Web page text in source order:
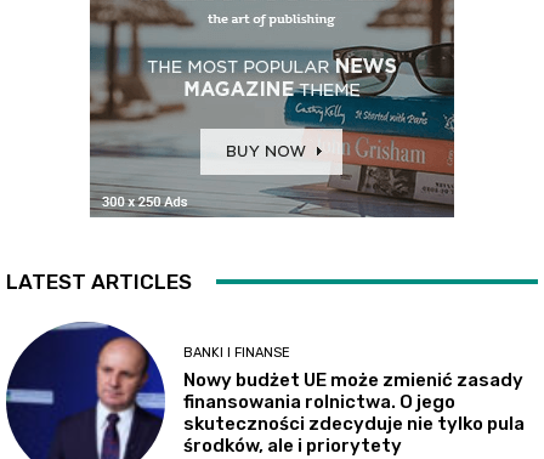
LATEST ARTICLES
BANKI I FINANSE
Nowy budżet UE może zmienić zasady
finansowania rolnictwa. O jego
skuteczności zdecyduje nie tylko pula
środków, ale i priorytety